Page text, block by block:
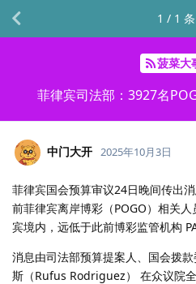
菠菜大
菲律宾司法部：3927名
1 / 1 条
中门大开 2025年10月3日
菲律宾国会预算审议24日晚间传出
前菲律宾离岸博彩（POGO）相关
宾境内，远低于此前博彩监管机构
消息由司法部预算提案人、国会拨
斯（Rufus Rodriguez） 在众议院